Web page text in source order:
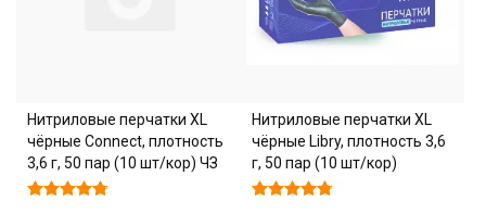
Нитриловые перчатки XL
чёрные Connect, плотность
3,6 г, 50 пар (10 шт/кор) ЧЗ
Нитриловые перчатки XL
чёрные Libry, плотность 3,6
г, 50 пар (10 шт/кор)